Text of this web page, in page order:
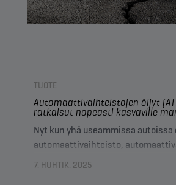
IIIja
LS-FE.
TUOTE
Automaattivaihteistojen öljyt
ratkaisut nopeasti kasvaville
Nyt kun yhä useammissa autoissa
automaattivaihteisto,
vaihdon tarve jatkaa kasvuaan
Perehdymme tässä artikkelissa
7. HUHTIK. 2025